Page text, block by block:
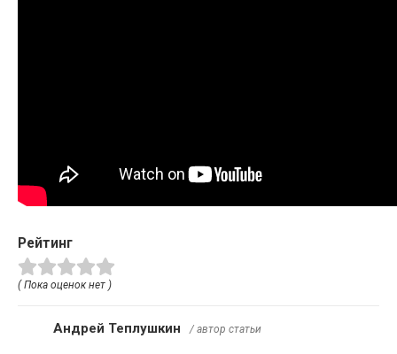
Рейтинг
( Пока оценок нет )
Андрей Теплушкин / автор статьи